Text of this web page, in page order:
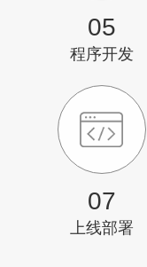
05
程序开发
07
上线部署